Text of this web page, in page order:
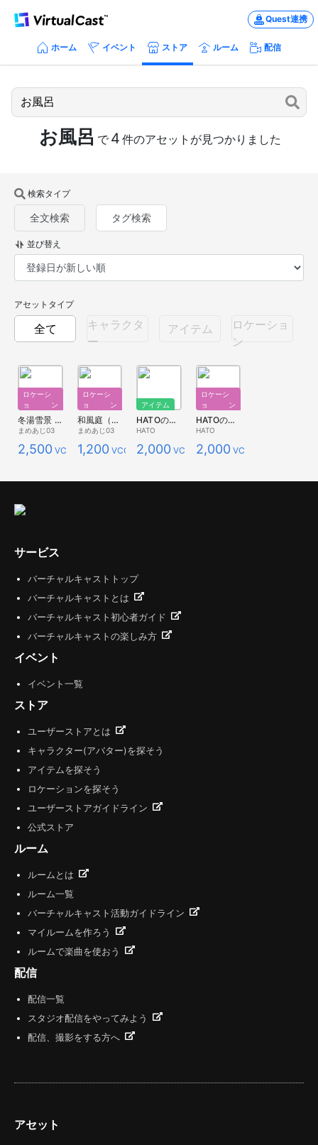
Quest連携
ホーム イベント ストア ルーム 配信
お風呂 で 4 件のアセットが見つかりました
検索タイプ
全文検索 タグ検索
並び替え
アセットタイプ
全て
キャラクタ
ー
アイテム
ロケーショ
ン
ロケーシ
ョン
冬湯雪景 【1/18追記】
まめあじ03
2,500 VCC
ロケーシ
ョン
和風庭（朱）
まめあじ03
1,200 VCC
アイテム
HATOの湯（アイテム）
HATO
2,000 VCC
ロケーシ
ョン
HATOの湯（ロケーション）
HATO
2,000 VCC
サービス
バーチャルキャストトップ
バーチャルキャストとは
バーチャルキャスト初心者ガイド
バーチャルキャストの楽しみ方
イベント
イベント一覧
ストア
ユーザーストアとは
キャラクター(アバター)を探そう
アイテムを探そう
ロケーションを探そう
ユーザーストアガイドライン
公式ストア
ルーム
ルームとは
ルーム一覧
バーチャルキャスト活動ガイドライン
マイルームを作ろう
ルームで楽曲を使おう
配信
配信一覧
スタジオ配信をやってみよう
配信、撮影をする方へ
アセット